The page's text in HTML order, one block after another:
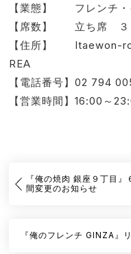
【業態】 フレンチ・
【席数】 立ち席
【住所】 Itaewon-
REA
【電話番号】02 794
【営業時間】16:00～
『俺の焼肉 銀座９丁目
間変更のお知らせ
『俺のフレンチ GINZA』